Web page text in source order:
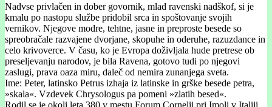
Nadvse privlačen in dober govornik, mlad ravenski nadškof, si je
kmalu po nastopu službe pridobil srca in spoštovanje svojih
vernikov. Njegove modre, tehtne, jasne in preproste besede so
spreobračale razvajene dvorjane, skopuhe in oderuhe, razuzdance in
celo krivoverce. V času, ko je Evropa doživljala hude pretrese ob
preseljevanju narodov, je bila Ravena, gotovo tudi po njegovi
zaslugi, prava oaza miru, daleč od nemira zunanjega sveta.
Ime: Peter, latinsko Petrus izhaja iz latinske in grške besede petra,
»skala«. Vzdevek Chrysologus pa pomeni »zlatih besed«.
Rodil se je okoli leta 380 v mestu Forum Cornelii pri Imoli v Italiji,